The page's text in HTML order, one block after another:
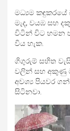
මධ්‍යම කඳුකරයේ
මැද, වයඹ සහ
විටින් විට හමන
විය හැක.
ගිගුරුම් සහිත
වලින් සහ අකුණු
අවශ්‍ය පියවර
සිටිනවා.